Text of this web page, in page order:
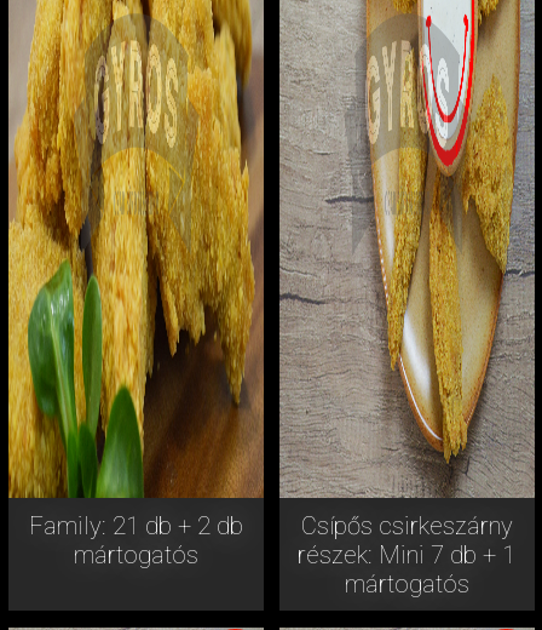
Family: 21 db + 2 db
mártogatós
Csípős csirkeszárny
részek: Mini 7 db + 1
mártogatós